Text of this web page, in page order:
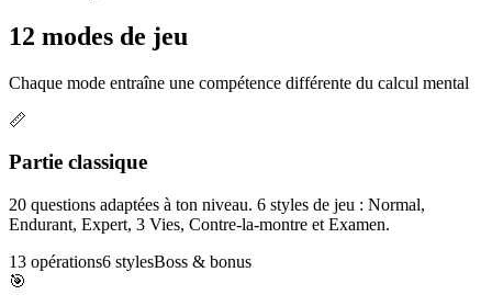
12 modes de jeu
Chaque mode entraîne une compétence différente du calcul mental
📏
Partie classique
20 questions adaptées à ton niveau. 6 styles de jeu : Normal,
Endurant, Expert, 3 Vies, Contre-la-montre et Examen.
13 opérations6 stylesBoss & bonus
🎯